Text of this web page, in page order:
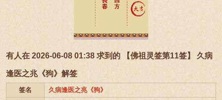
有人在 2026-06-08 01:38 求到的 【佛祖灵签第11签】 久病
逢医之兆《狗》解签
签名
久病逢医之兆《狗》